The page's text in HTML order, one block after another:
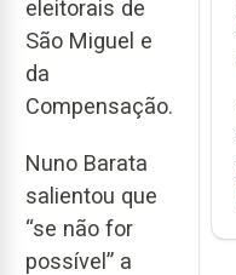
eleitorais de
São Miguel e
da
Compensação.
Nuno Barata
salientou que
“se não for
possível” a